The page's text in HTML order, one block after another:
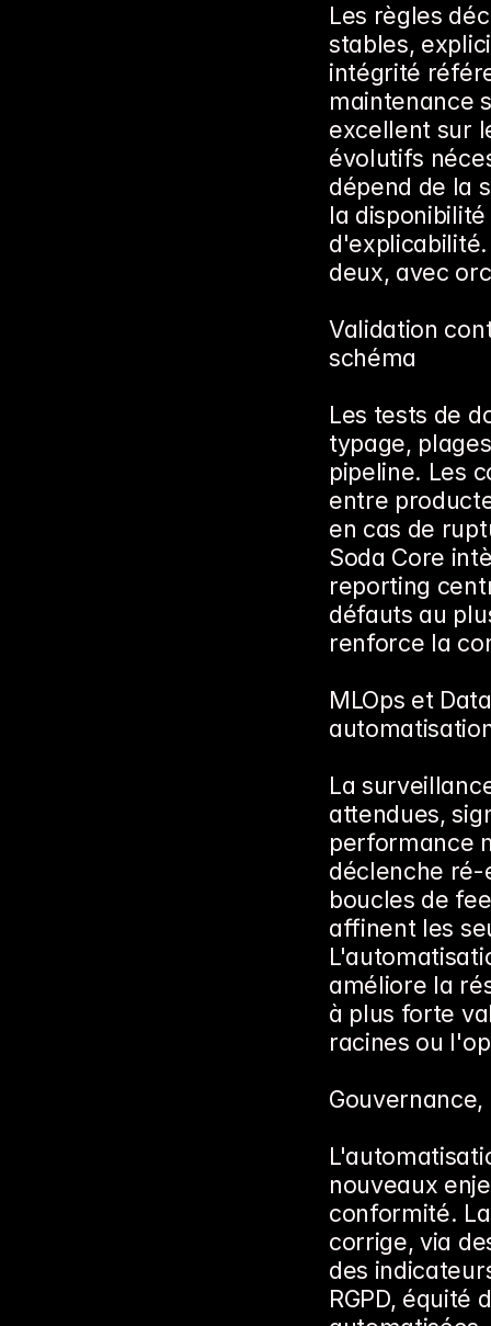
Les règles
stables,
intégrité
maintenance
excellent sur
évolutifs
dépend de la
la
deux, avec
Validation
schéma
Les tests de
typage,
pipeline. Les
entre
en cas de
Soda Core
reporting
défauts au
renforce la
MLOps et
La
attendues,
performance
déclenche ré-
boucles de
affinent les
améliore la
à plus forte
racines ou
nouveaux
conformité.
corrige, via
des
RGPD, équité